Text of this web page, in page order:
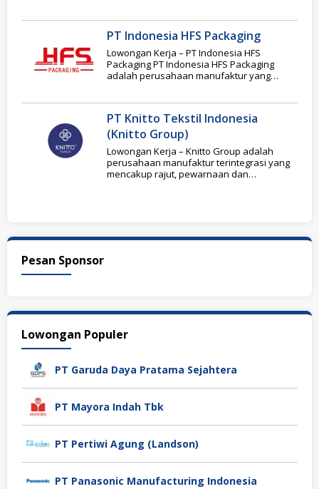
PT Indonesia HFS Packaging
Lowongan Kerja – PT Indonesia HFS
Packaging PT Indonesia HFS Packaging
adalah perusahaan manufaktur yang
PT Knitto Tekstil Indonesia
(Knitto Group)
Lowongan Kerja – Knitto Group adalah
perusahaan manufaktur terintegrasi yang
mencakup rajut, pewarnaan dan
Pesan Sponsor
Lowongan Populer
PT Garuda Daya Pratama Sejahtera
PT Mayora Indah Tbk
PT Pertiwi Agung (Landson)
PT Panasonic Manufacturing Indonesia